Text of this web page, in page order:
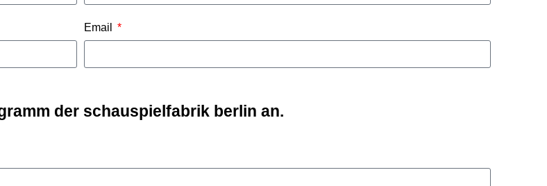
Email
der schauspielfabrik berlin an.